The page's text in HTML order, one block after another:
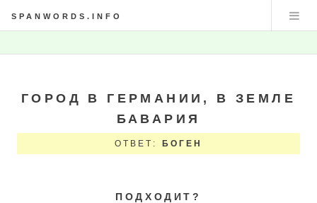
SPANWORDS.INFO
ГОРОД В ГЕРМАНИИ, В ЗЕМЛЕ
БАВАРИЯ
ОТВЕТ: БОГЕН
ПОДХОДИТ?